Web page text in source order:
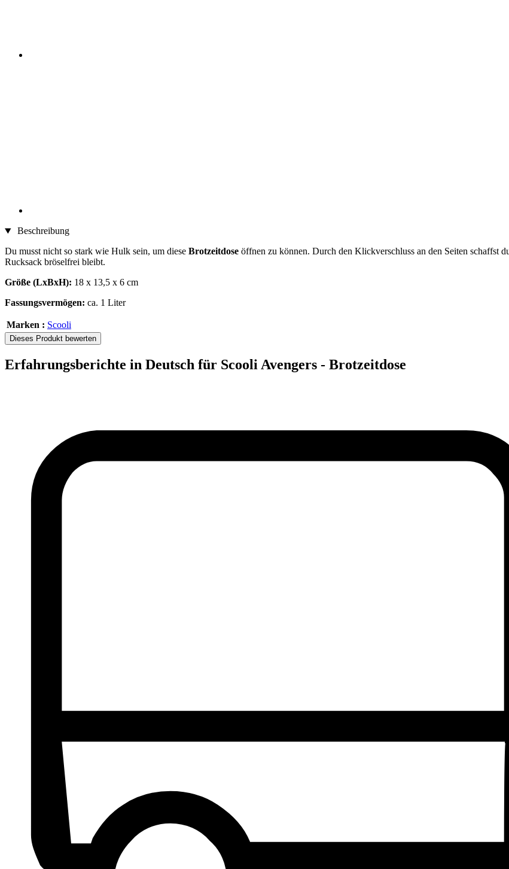
Beschreibung
Du musst nicht so stark wie Hulk sein, um diese Brotzeitdose öffnen zu können. Durch den Klickverschluss an den Seiten schaffst
Rucksack bröselfrei bleibt.
Größe (LxBxH): 18 x 13,5 x 6 cm
Fassungsvermögen: ca. 1 Liter
Marken : Scooli
Dieses Produkt bewerten
Erfahrungsberichte in Deutsch für Scooli Avengers - Brotzeitdose